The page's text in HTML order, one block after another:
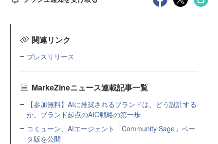
関連リンク
プレスリリース
MarkeZineニュース連載記事一覧
【参加無料】AIに推奨されるブランドは、どう設計する
か。ブランド起点のAIO戦略の第一歩
コミューン、AIエージェント「Community Sage」ベー
タ版を公開